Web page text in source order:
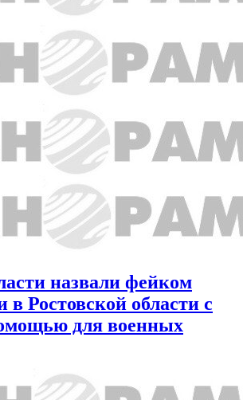
назвали фейком
в Ростовской области с
для военных